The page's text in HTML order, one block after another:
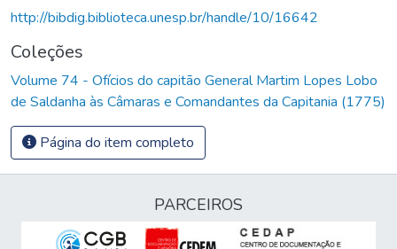
http://bibdig.biblioteca.unesp.br/handle/10/16642
Coleções
Volume 74 - Ofícios do capitão General Martim Lopes Lobo
de Saldanha às Câmaras e Comandantes da Capitania (1775)
Página do item completo
PARCEIROS